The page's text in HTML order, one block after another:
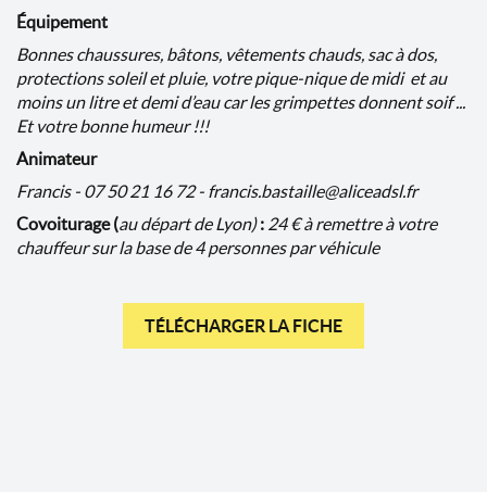
Équipement
Bonnes chaussures, bâtons, vêtements chauds, sac à dos,
protections soleil et pluie, votre pique-nique de midi et au
moins un litre et demi d’eau car les grimpettes donnent soif ...
Et votre bonne humeur !!!
Animateur
Francis - 07 50 21 16 72 - francis.bastaille@aliceadsl.fr
Covoiturage (au départ de Lyon): 24 €à remettre à votre
chauffeur sur la base de 4 personnes par véhicule
TÉLÉCHARGER LA FICHE